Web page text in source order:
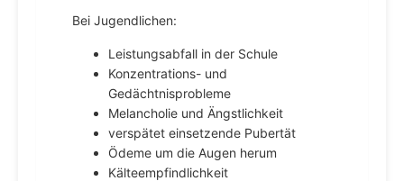
Bei Jugendlichen:
Leistungsabfall in der Schule
Konzentrations- und
Gedächtnisprobleme
Melancholie und Ängstlichkeit
verspätet einsetzende Pubertät
Ödeme um die Augen herum
Kälteempfindlichkeit